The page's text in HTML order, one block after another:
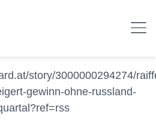
story/3000000294274/
gewinn-ohne-russland-